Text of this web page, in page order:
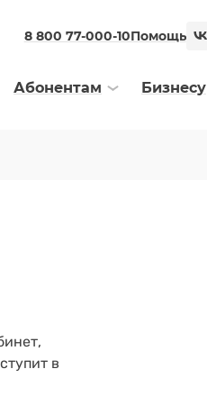
8 800 77-000-10Помощь
Абонентам Бизнесу
в